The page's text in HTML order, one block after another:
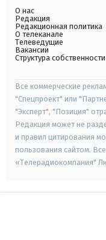
О нас
Редакция
Редакционная политика
О телеканале
Телеведущие
Вакансии
Структура собственности
Все коммерческие
"Спецпроект" или
"Эксперт", "Позиция"
Редакция может не
и правил цитирования
пользования сайтом.
«Телерадиокомпания"